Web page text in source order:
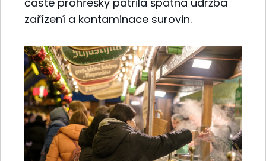
zařízení a kontaminace surovin.